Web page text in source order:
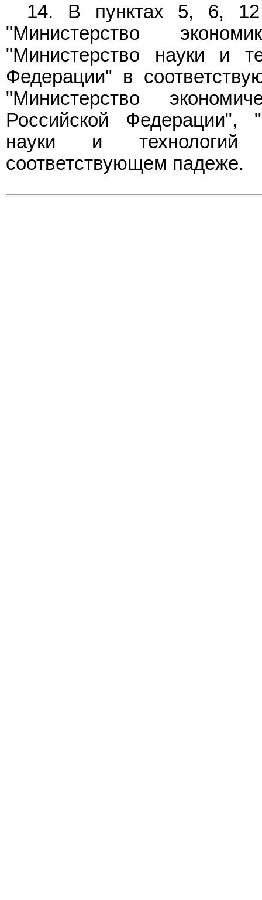
14. В пунктах 5, 6, 12
"Министерство
"Министерство науки и
Федерации" в
"Министерство
Российской Федерации",
науки и технологий
соответствующем падеже.